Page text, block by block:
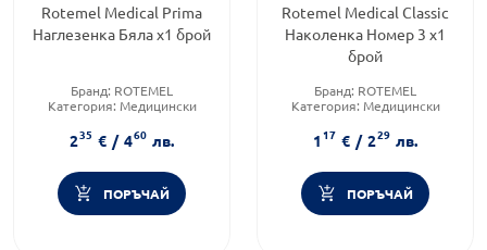
Rotemel Medical Prima
Наглезенка Бяла х1 брой
Бранд: ROTEMEL
Категория: Медицински
235 € / 460 лв.
ПОРЪЧАЙ
Rotemel Medical Classic
Наколенка Номер 3 х1
брой
Бранд: ROTEMEL
Категория: Медицински
117 € / 229 лв.
ПОРЪЧАЙ